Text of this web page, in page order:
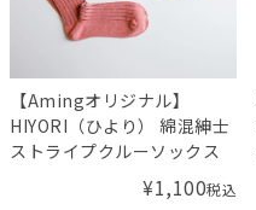
【Amingオリジナル】
HIYORI（ひより） 綿混紳士
ストライプクルーソックス
¥1,100税込